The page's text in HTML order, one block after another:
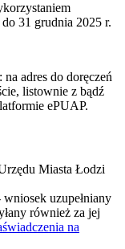
31 grudnia 2025 r.
adres do doręczeń
listownie z bądź
ePUAP.
Miasta Łodzi
uzupełniany
również za jej
na